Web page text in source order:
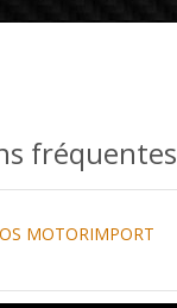
fréquentes
MOTORIMPORT